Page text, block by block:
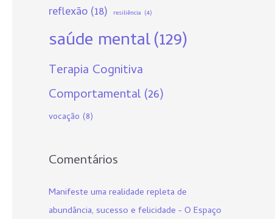
reflexão (18) resiliência (4)
saúde mental(129)
Terapia Cognitiva
Comportamental (26)
vocação (8)
Comentários
Manifeste uma realidade repleta de
abundância, sucesso e felicidade - O Espaço